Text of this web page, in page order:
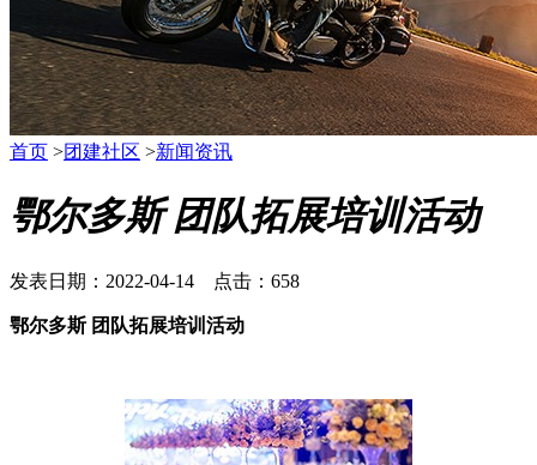
首页 >团建社区 >新闻资讯
鄂尔多斯 团队拓展培训活动
发表日期：2022-04-14 点击：658
鄂尔多斯 团队拓展培训活动